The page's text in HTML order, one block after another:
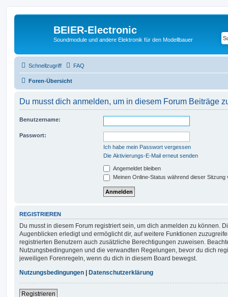
BEIER-Electronic
Soundmodule und andere Elektronik für den Modellbauer
Schnellzugriff FAQ
Foren-Übersicht
Du musst dich anmelden, um in diesem Forum Beiträge
Benutzername:
Passwort:
Ich habe mein Passwort vergessen
Die Aktivierungs-E-Mail erneut senden
Angemeldet bleiben
Meinen Online-Status während dieser Sitzung
REGISTRIEREN
Du musst in diesem Forum registriert sein, um dich anmelden zu können.
Augenblicken erledigt und ermöglicht dir, auf weitere Funktionen
registrierten Benutzern auch zusätzliche Berechtigungen zuweisen.
Nutzungsbedingungen und die verwandten Regelungen, bevor du dich
jeweiligen Forenregeln, wenn du dich in diesem Board bewegst.
Nutzungsbedingungen
Datenschutzerklärung
Registrieren